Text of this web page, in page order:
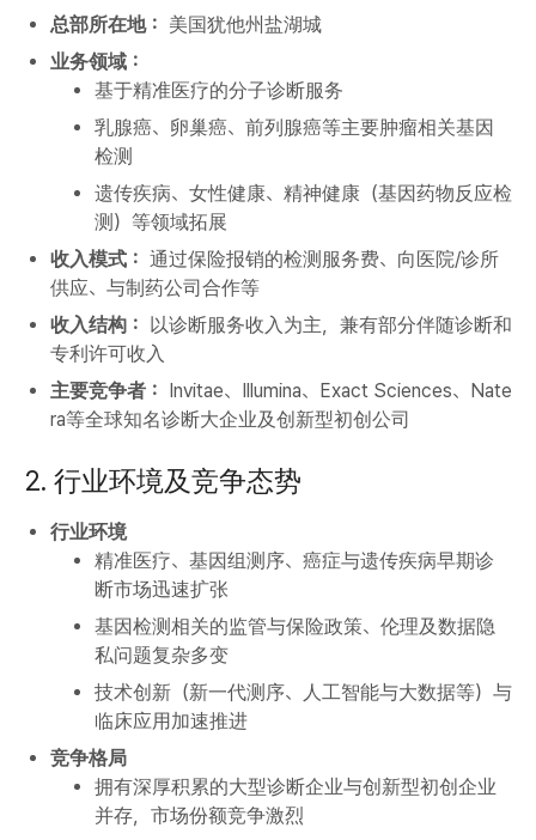
总部所在地： 美国犹他州盐湖城
业务领域：
基于精准医疗的分子诊断服务
乳腺癌、卵巢癌、前列腺癌等主要肿瘤相关基因
检测
遗传疾病、女性健康、精神健康（基因药物反应检
测）等领域拓展
收入模式： 通过保险报销的检测服务费、向医院/诊所
供应、与制药公司合作等
收入结构： 以诊断服务收入为主，兼有部分伴随诊断和
专利许可收入
主要竞争者： Invitae、Illumina、Exact Sciences、Nate
ra等全球知名诊断大企业及创新型初创公司
2. 行业环境及竞争态势
行业环境
精准医疗、基因组测序、癌症与遗传疾病早期诊
断市场迅速扩张
基因检测相关的监管与保险政策、伦理及数据隐
私问题复杂多变
技术创新（新一代测序、人工智能与大数据等）与
临床应用加速推进
竞争格局
拥有深厚积累的大型诊断企业与创新型初创企业
并存，市场份额竞争激烈